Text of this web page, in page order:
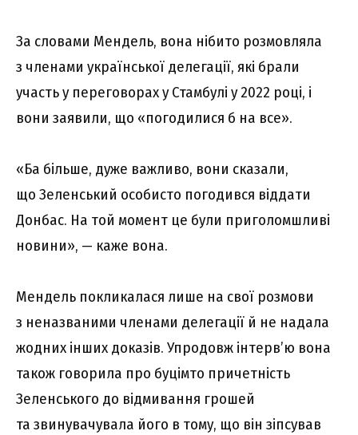
За словами Мендель, вона нібито розмовляла
з членами української делегації, які брали
участь у переговорах у Стамбулі у 2022 році, і
вони заявили, що «погодилися б на все».
«Ба більше, дуже важливо, вони сказали,
що Зеленський особисто погодився віддати
Донбас. На той момент це були приголомшливі
новини», — каже вона.
Мендель покликалася лише на свої розмови
з неназваними членами делегації й не надала
жодних інших доказів. Упродовж інтерв’ю вона
також говорила про буцімто причетність
Зеленського до відмивання грошей
та звинувачувала його в тому, що він зіпсував